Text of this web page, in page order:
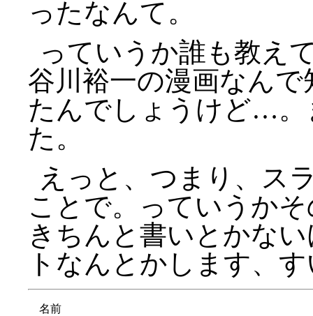
ったなんて。
っていうか誰も教え
谷川裕一の漫画なん
たんでしょうけど…。
た。
えっと、つまり、ス
ことで。っていうか
きちんと書いとかな
トなんとかします、
名前